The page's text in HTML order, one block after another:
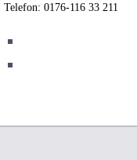
Telefon: 0176-116 33 211